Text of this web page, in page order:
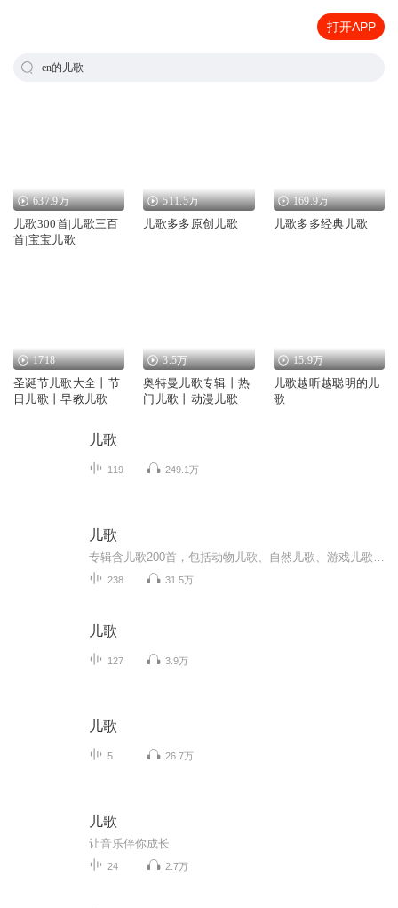
打开APP
en的儿歌
637.9万
儿歌300首|儿歌三百
首|宝宝儿歌
511.5万
儿歌多多原创儿歌
169.9万
儿歌多多经典儿歌
1718
圣诞节儿歌大全丨节
日儿歌丨早教儿歌
3.5万
奥特曼儿歌专辑丨热
门儿歌丨动漫儿歌
15.9万
儿歌越听越聪明的儿
歌
儿歌
119 249.1万
儿歌
238 31.5万
儿歌
127 3.9万
儿歌
5 26.7万
儿歌
让音乐伴你成长
24 2.7万